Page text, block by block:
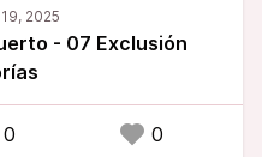
- 07 Exclusión
0 0